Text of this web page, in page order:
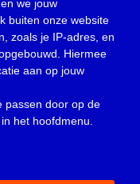
we jouw
buiten onze website
zoals je IP-adres, en
Hiermee
aan op jouw
passen door op de
het hoofdmenu.